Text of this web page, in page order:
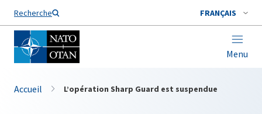
Recherche FRANÇAIS
Menu
Nom de famille*
Accueil L’opération Sharp Guard est suspendue